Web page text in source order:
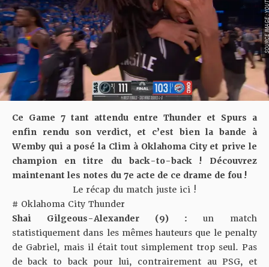
SOURCE
Ce Game 7 tant attendu entre Thunder et Spurs a
enfin rendu son verdict, et c’est bien la bande à
Wemby qui a posé la Clim à Oklahoma City et prive le
champion en titre du back-to-back ! Découvrez
maintenant les notes du 7e acte de ce drame de fou !
Le récap du match juste ici !
# Oklahoma City Thunder
Shai Gilgeous-Alexander (9) : un match
statistiquement dans les mêmes hauteurs que le penalty
de Gabriel, mais il était tout simplement trop seul. Pas
de back to back pour lui, contrairement au PSG, et